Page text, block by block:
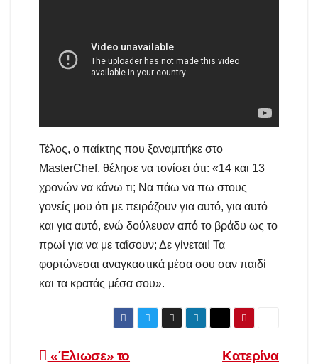
Τέλος, ο παίκτης που ξαναμπήκε στο
MasterChef, θέλησε να τονίσει ότι: «14 και 13
χρονών να κάνω τι; Να πάω να πω στους
γονείς μου ότι με πειράζουν για αυτό, για αυτό
και για αυτό, ενώ δούλευαν από το βράδυ ως το
πρωί για να με ταΐσουν; Δε γίνεται! Τα
φορτώνεσαι αναγκαστικά μέσα σου σαν παιδί
και τα κρατάς μέσα σου».
Κατερίνα
«Έλιωσε» το